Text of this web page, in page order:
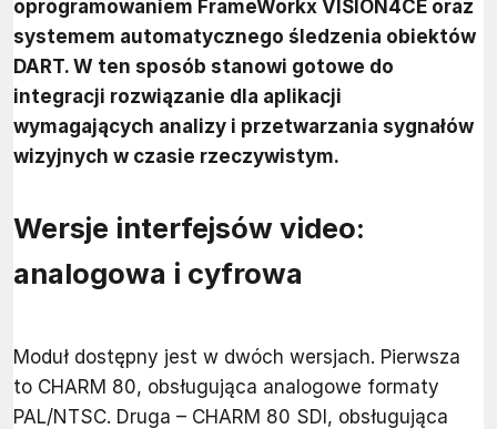
oprogramowaniem FrameWorkx VISION4CE oraz
systemem automatycznego śledzenia obiektów
DART. W ten sposób stanowi gotowe do
integracji rozwiązanie dla aplikacji
wymagających analizy i przetwarzania sygnałów
wizyjnych w czasie rzeczywistym.
Wersje interfejsów video:
analogowa i cyfrowa
Moduł dostępny jest w dwóch wersjach. Pierwsza
to CHARM 80, obsługująca analogowe formaty
PAL/NTSC. Druga – CHARM 80 SDI, obsługująca